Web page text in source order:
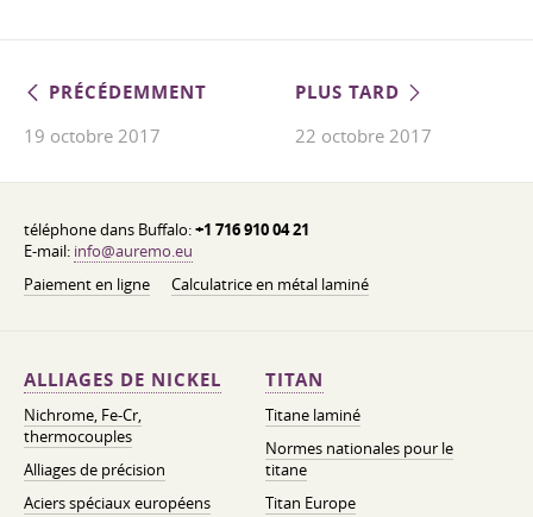
PRÉCÉDEMMENT
19 octobre 2017
PLUS TARD
22 octobre 2017
téléphone dans Buffalo:+1 716 910 04 21
E-mail: info@auremo.eu
Paiement en ligne
Calculatrice en métal laminé
ALLIAGES DE NICKEL
Nichrome, Fe-Cr,
thermocouples
Alliages de précision
Aciers spéciaux européens
TITAN
Titane laminé
Normes nationales pour le
titane
Titan Europe